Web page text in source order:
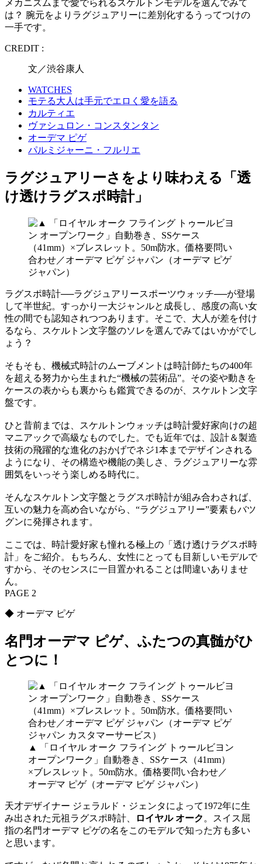
メカニズムまで愛でられるスケルトンモデルを選んでみて
は？ 腕元をよりラグジュアリーに差別化するうってつけの
一手です。
CREDIT :
文／渋谷康人
WATCHES
モテる大人は手元でエロく愛を語る
カルティエ
ヴァシュロン・コンスタンタン
オーデマ ピゲ
パルミジャーニ・フルリエ
ラグジュアリーさをより味わえる「透
け透けラグスポ時計」
ラグスポ時計──ラグジュアリースポーツウォッチ──が登場
して半世紀。すっかり一大ジャンルと成長し、感度の高い女
性の間でも認知されつつあります。そこで、大人が差を付け
るなら、スケルトン文字盤のソレを選んでみてはいかがでし
ょう？
そもそも、機械式時計のムーブメントは時計師たちの400年
を超える努力から生まれた“機械の芸術品”。その姿や動きを
ケースの表からも裏からも鑑賞できるのが、スケルトン文字
盤です。
ひと昔前までは、スケルトンウォッチは時計愛好家向けの超
マニアックで高級なものでした。でも近年では、設計＆製造
技術の飛躍的な進化のおかげでネジ1本までデザインされる
ようになり、その構造や機能の美しさ、ラグジュアリーな雰
囲気をいっそう楽しめる時代に。
そんなスケルトン文字盤とラグスポ時計が組み合わされば、
互いの魅力を高め合いながら、“ラグジュアリー”要素もバツ
グンに発揮されます。
ここでは、時計愛好家も憧れる極上の「透け透けラグスポ時
計」をご紹介。もちろん、女性にとっても目新しいモデルで
すから、そのセンスに一目置かれることは間違いありませ
ん。
PAGE 2
◆ オーデマ ピゲ
名門オーデマ ピゲ、ふたつの真髄がひ
とつに！
▲ 「ロイヤル オーク フライング トゥールビヨン
オープンワーク」自動巻き、SSケース（41mm）
×ブレスレット。50m防水。価格要問い合わせ／
オーデマ ピゲ（オーデマ ピゲ ジャパン）
天才デザイナー ジェラルド・ジェンタによって1972年に生
み出された元祖ラグスポ時計、
ロイヤル オーク。スイス屈
指の名門オーデマ ピゲの名をこのモデルで知った方も多い
と思います。